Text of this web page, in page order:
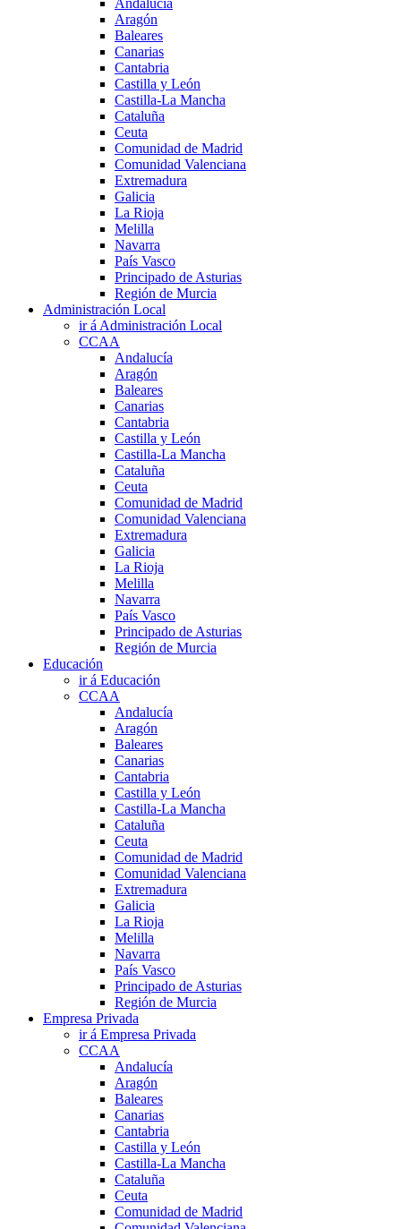
Aragón
Baleares
Canarias
Cantabria
Castilla y León
Castilla-La Mancha
Cataluña
Ceuta
Comunidad de Madrid
Comunidad Valenciana
Extremadura
Galicia
La Rioja
Melilla
Navarra
País Vasco
Principado de Asturias
Región de Murcia
Administración Local
ir á Administración Local
CCAA
Andalucía
Aragón
Baleares
Canarias
Cantabria
Castilla y León
Castilla-La Mancha
Cataluña
Ceuta
Comunidad de Madrid
Comunidad Valenciana
Extremadura
Galicia
La Rioja
Melilla
Navarra
País Vasco
Principado de Asturias
Región de Murcia
Educación
ir á Educación
CCAA
Andalucía
Aragón
Baleares
Canarias
Cantabria
Castilla y León
Castilla-La Mancha
Cataluña
Ceuta
Comunidad de Madrid
Comunidad Valenciana
Extremadura
Galicia
La Rioja
Melilla
Navarra
País Vasco
Principado de Asturias
Región de Murcia
Empresa Privada
ir á Empresa Privada
CCAA
Andalucía
Aragón
Baleares
Canarias
Cantabria
Castilla y León
Castilla-La Mancha
Cataluña
Ceuta
Comunidad de Madrid